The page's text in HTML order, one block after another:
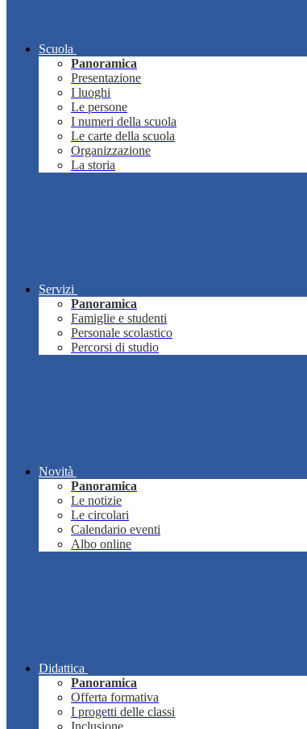
Scuola
Panoramica
Presentazione
I luoghi
Le persone
I numeri della scuola
Le carte della scuola
Organizzazione
La storia
Servizi
Panoramica
Famiglie e studenti
Personale scolastico
Percorsi di studio
Novità
Panoramica
Le notizie
Le circolari
Calendario eventi
Albo online
Didattica
Panoramica
Offerta formativa
I progetti delle classi